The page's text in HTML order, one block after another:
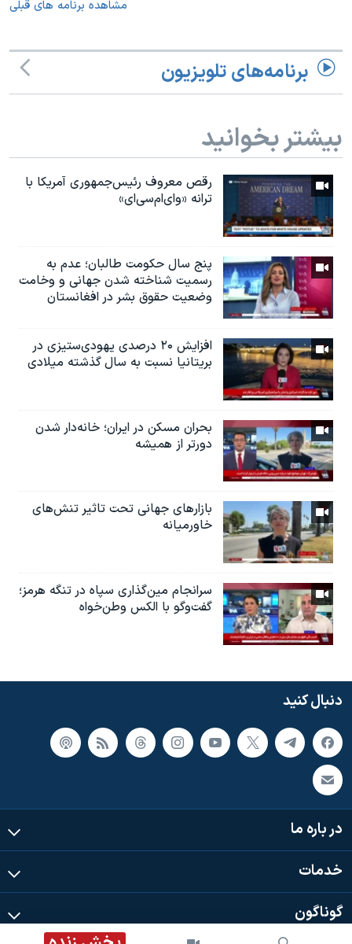
مشاهده برنامه های قبلی
برنامه‌های تلویزیون
بیشتر بخوانید
رقص معروف رئیس‌جمهوری آمریکا با
ترانه «وای‌ام‌سی‌ای»
پنج سال حکومت طالبان؛ عدم به
رسمیت شناخته شدن جهانی و وخامت
وضعیت حقوق بشر در افغانستان
افزایش ۲۰ درصدی یهودی‌ستیزی در
بریتانیا نسبت به سال گذشته میلادی
بحران مسکن در ایران؛ خانه‌دار شدن
دورتر از همیشه
بازارهای جهانی تحت تاثیر تنش‌های
خاورمیانه
سرانجام مین‌گذاری‌ سپاه در تنگه هرمز؛
گفت‌وگو با الکس وطن‌خواه
دنبال کنید
در باره ما
خدمات
گوناگون